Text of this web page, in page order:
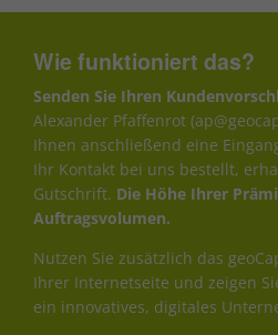
Wie funktioniert das?
Senden Sie Ihren
Alexander Pfaffenrot
Ihnen anschließend eine
Ihr Kontakt bei uns bestellt,
Gutschrift. Die Höhe Ihrer
Auftragsvolumen.
Nutzen Sie zusätzlich das
Ihrer Internetseite und zeigen
ein innovatives, digitales